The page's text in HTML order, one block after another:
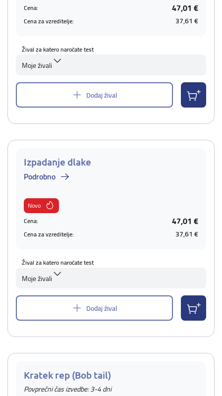
Cena: 47,01 €
Cena za vzreditelje: 37,61 €
Žival za katero naročate test
Moje živali
Dodaj žival
Izpadanje dlake
Podrobno
Novo
Cena:
47,01 €
Cena za vzreditelje: 37,61 €
Žival za katero naročate test
Moje živali
Dodaj žival
Kratek rep (Bob tail)
Povprečni čas izvedbe: 3-4 dni